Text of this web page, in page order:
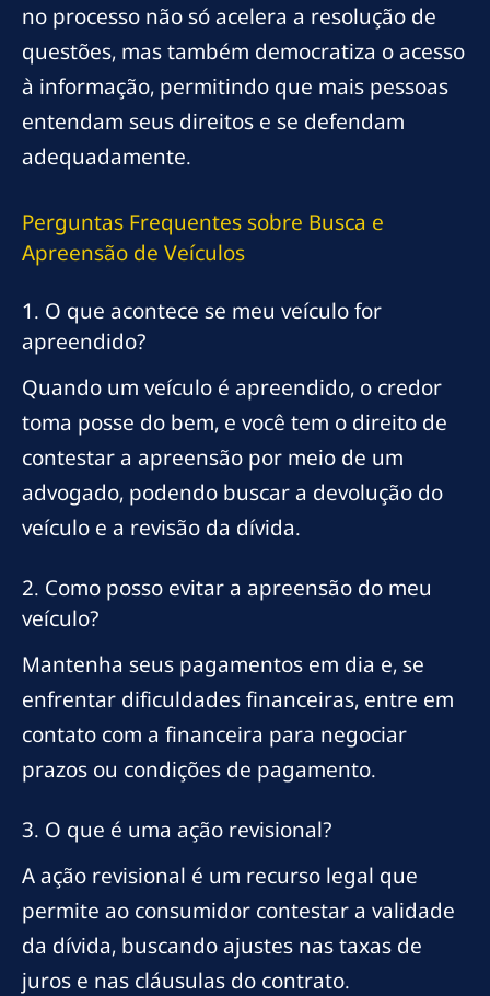
no processo não só acelera a resolução de
questões, mas também democratiza o acesso
à informação, permitindo que mais pessoas
entendam seus direitos e se defendam
adequadamente.
Perguntas Frequentes sobre Busca e
Apreensão de Veículos
1. O que acontece se meu veículo for
apreendido?
Quando um veículo é apreendido, o credor
toma posse do bem, e você tem o direito de
contestar a apreensão por meio de um
advogado, podendo buscar a devolução do
veículo e a revisão da dívida.
2. Como posso evitar a apreensão do meu
veículo?
Mantenha seus pagamentos em dia e, se
enfrentar dificuldades financeiras, entre em
contato com a financeira para negociar
prazos ou condições de pagamento.
3. O que é uma ação revisional?
A ação revisional é um recurso legal que
permite ao consumidor contestar a validade
da dívida, buscando ajustes nas taxas de
juros e nas cláusulas do contrato.